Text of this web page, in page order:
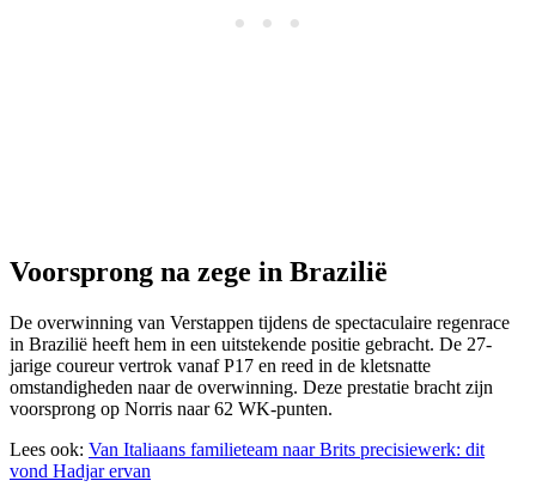
Voorsprong na zege in Brazilië
De overwinning van Verstappen tijdens de spectaculaire regenrace
in Brazilië heeft hem in een uitstekende positie gebracht. De 27-
jarige coureur vertrok vanaf P17 en reed in de kletsnatte
omstandigheden naar de overwinning. Deze prestatie bracht zijn
voorsprong op Norris naar 62 WK-punten.
Lees ook: Van Italiaans familieteam naar Brits precisiewerk: dit
vond Hadjar ervan